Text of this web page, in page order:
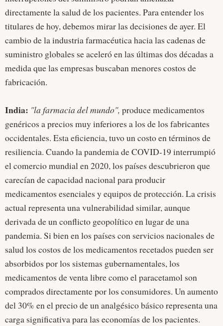
directamente la salud de los pacientes. Para entender los
titulares de hoy, debemos mirar las decisiones de ayer. El
cambio de la industria farmacéutica hacia las cadenas de
suministro globales se aceleró en las últimas dos décadas a
medida que las empresas buscaban menores costos de
fabricación.
India: "la farmacia del mundo", produce medicamentos
genéricos a precios muy inferiores a los de los fabricantes
occidentales. Esta eficiencia, tuvo un costo en términos de
resiliencia. Cuando la pandemia de COVID-19 interrumpió
el comercio mundial en 2020, los países descubrieron que
carecían de capacidad nacional para producir
medicamentos esenciales y equipos de protección. La crisis
actual representa una vulnerabilidad similar, aunque
derivada de un conflicto geopolítico en lugar de una
pandemia. Si bien en los países con servicios nacionales de
salud los costos de los medicamentos recetados pueden ser
absorbidos por los sistemas gubernamentales, los
medicamentos de venta libre como el paracetamol son
comprados directamente por los consumidores. Un aumento
del 30% en el precio de un analgésico básico representa una
carga significativa para las economías de los pacientes.